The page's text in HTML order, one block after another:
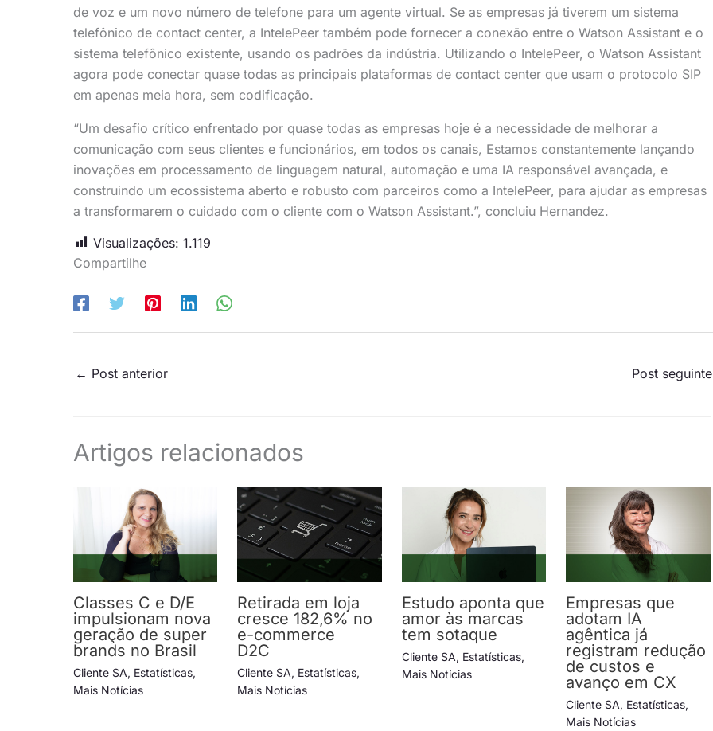
de voz e um novo número de telefone para um agente virtual. Se as empresas já tiverem um sistema
telefônico de contact center, a IntelePeer também pode fornecer a conexão entre o Watson Assistant e o
sistema telefônico existente, usando os padrões da indústria. Utilizando o IntelePeer, o Watson Assistant
agora pode conectar quase todas as principais plataformas de contact center que usam o protocolo SIP
em apenas meia hora, sem codificação.
“Um desafio crítico enfrentado por quase todas as empresas hoje é a necessidade de melhorar a
comunicação com seus clientes e funcionários, em todos os canais, Estamos constantemente lançando
inovações em processamento de linguagem natural, automação e uma IA responsável avançada, e
construindo um ecossistema aberto e robusto com parceiros como a IntelePeer, para ajudar as empresas
a transformarem o cuidado com o cliente com o Watson Assistant.”, concluiu Hernandez.
Visualizações: 1.119
Compartilhe
← Post anterior Post seguinte
Artigos relacionados
Classes C e D/E
impulsionam nova
geração de super
brands no Brasil
Cliente SA, Estatísticas,
Mais Notícias
Retirada em loja
cresce 182,6% no
e-commerce
D2C
Cliente SA, Estatísticas,
Mais Notícias
Estudo aponta que
amor às marcas
tem sotaque
Cliente SA, Estatísticas,
Mais Notícias
Empresas que
adotam IA
agêntica já
registram redução
de custos e
avanço em CX
Cliente SA, Estatísticas,
Mais Notícias